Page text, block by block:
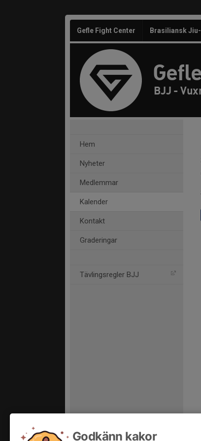
Gefle Fight Center Brasiliansk
BJJ -
Hem
Nyheter
Medlemmar
Kalender
Kontakt
Graderingar
Tävlingsregler BJJ
Godkänn kakor